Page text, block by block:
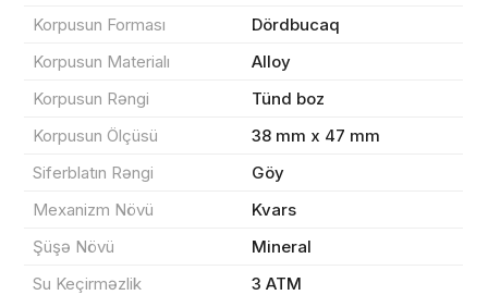
Korpusun Forması
Dördbucaq
Korpusun Materialı
Alloy
Korpusun Rəngi
Tünd boz
Korpusun Ölçüsü
38 mm x 47 mm
Siferblatın Rəngi
Göy
Mexanizm Növü
Kvars
Şüşə Növü
Mineral
Su Keçirməzlik
3 ATM
Məhsul(lar) səbətə əlavə edildi
Sifarişin detalları
Məhsul toplam